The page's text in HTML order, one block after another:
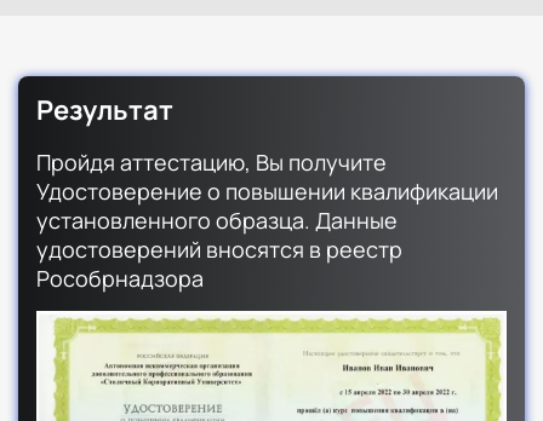
Результат
Пройдя аттестацию, Вы получите
Удостоверение о повышении квалификации
установленного образца. Данные
удостоверений вносятся в реестр
Рособрнадзора